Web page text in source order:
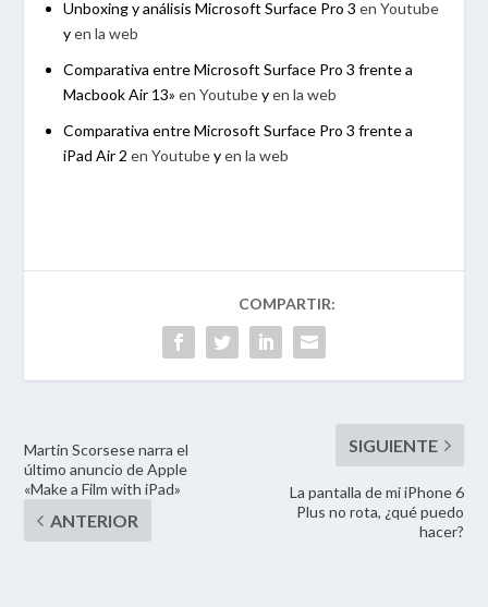
Unboxing y análisis Microsoft Surface Pro 3en Youtube
yen la web
Comparativa entre Microsoft Surface Pro 3 frente a
Macbook Air 13»en Youtubeyen la web
Comparativa entre Microsoft Surface Pro 3 frente a
iPad Air 2en Youtubeyen la web
Martin Scorsese narra el
último anuncio de Apple
«Make a Film with iPad»
La pantalla de mi iPhone 6
Plus no rota, ¿qué puedo
hacer?